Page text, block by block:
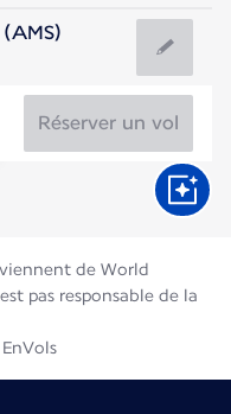
Réserver un vol
de World
pas responsable de la